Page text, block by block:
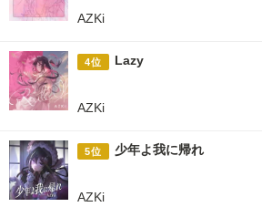
AZKi
4位 Lazy
AZKi
5位 少年よ我に帰れ
AZKi